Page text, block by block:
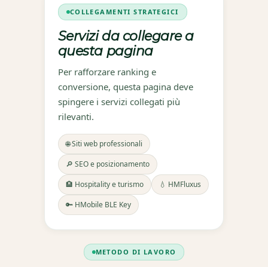
COLLEGAMENTI STRATEGICI
Servizi da collegare a
questa pagina
Per rafforzare ranking e
conversione, questa pagina deve
spingere i servizi collegati più
rilevanti.
🌐 Siti web professionali
🔎 SEO e posizionamento
🏨 Hospitality e turismo
💧 HMFluxus
🔑 HMobile BLE Key
METODO DI LAVORO